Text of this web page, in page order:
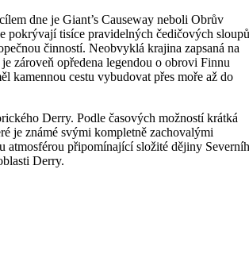
dne je Giant’s Causeway neboli Obrův
pokrývají tisíce pravidelných čedičových sloupů
činností. Neobvyklá krajina zapsaná na
zároveň opředena legendou o obrovi Finnu
kamennou cestu vybudovat přes moře až do
Derry. Podle časových možností krátká
je známé svými kompletně zachovalými
atmosférou připomínající složité dějiny
Derry.